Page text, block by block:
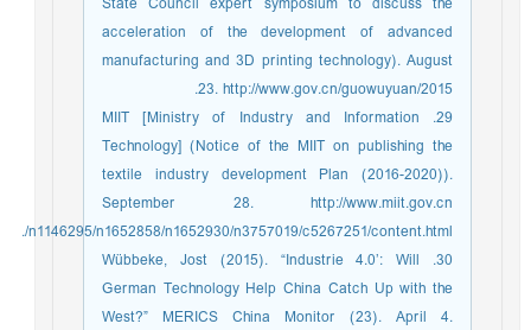
acceleration of the development of advanced
manufacturing and 3D printing technology). August
23. http://www.gov.cn/guowuyuan/2015.
29. MIIT [Ministry of Industry and Information
Technology] (Notice of the MIIT on publishing the
textile industry development Plan (2016-2020)).
September 28. http://www.miit.gov.cn
/n1146295/n1652858/n1652930/n3757019/c5267251/content.html.
30. Wübbeke, Jost (2015). “Industrie 4.0’: Will
German Technology Help China Catch Up with the
West?” MERICS China Monitor (23). April 4.